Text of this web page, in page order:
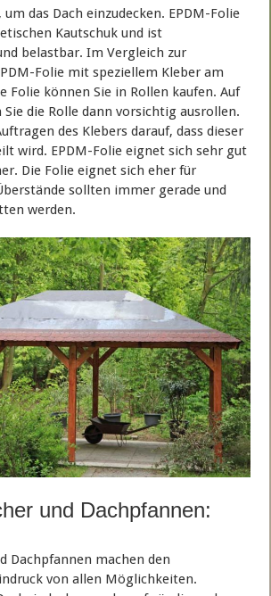
das Dach einzudecken. EPDM-Folie
Kautschuk und ist
belastbar. Im Vergleich zur
Folie mit speziellem Kleber am
Folie können Sie in Rollen kaufen. Auf
Sie die Rolle dann vorsichtig ausrollen.
des Klebers darauf, dass dieser
wird. EPDM-Folie eignet sich sehr gut
Die Folie eignet sich eher für
sollten immer gerade und
werden.
und Dachpfannen:
Dachpfannen machen den
von allen Möglichkeiten.